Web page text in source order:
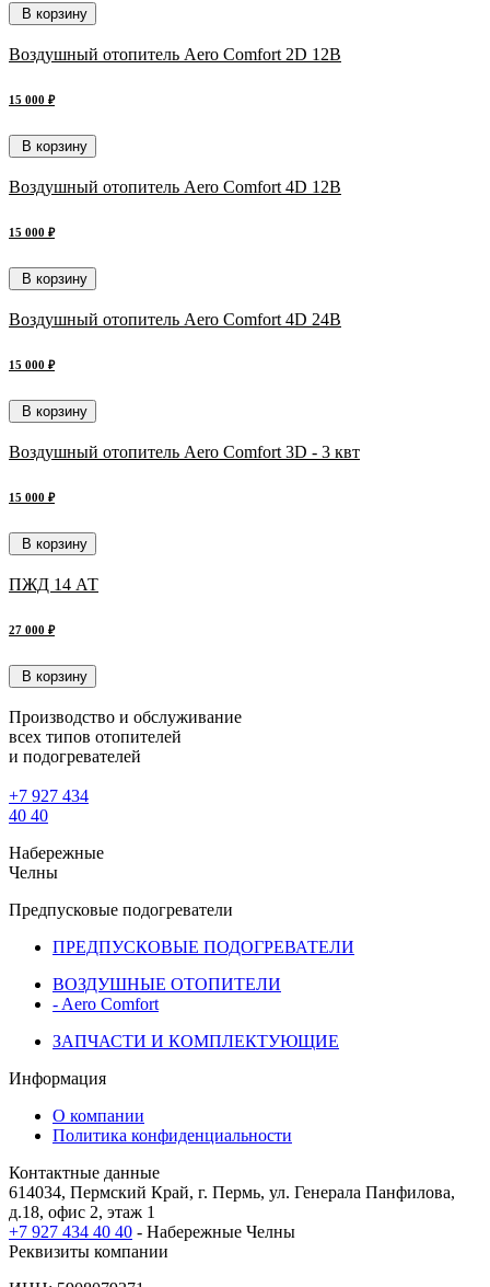
В корзину
Воздушный отопитель Aero Comfort 2D 12В
15 000 ₽
В корзину
Воздушный отопитель Aero Comfort 4D 12В
15 000 ₽
В корзину
Воздушный отопитель Aero Comfort 4D 24В
15 000 ₽
В корзину
Воздушный отопитель Aero Comfort 3D - 3 квт
15 000 ₽
В корзину
ПЖД 14 АТ
27 000 ₽
В корзину
Производство и обслуживание
всех типов отопителей
и подогревателей
+7 927 434
40 40
Набережные
Челны
Предпусковые подогреватели
ПРЕДПУСКОВЫЕ ПОДОГРЕВАТЕЛИ
ВОЗДУШНЫЕ ОТОПИТЕЛИ
- Aero Comfort
ЗАПЧАСТИ И КОМПЛЕКТУЮЩИЕ
Информация
О компании
Политика конфиденциальности
Контактные данные
614034, Пермский Край, г. Пермь, ул. Генерала Панфилова,
д.18, офис 2, этаж 1
+7 927 434 40 40 - Набережные Челны
Реквизиты компании